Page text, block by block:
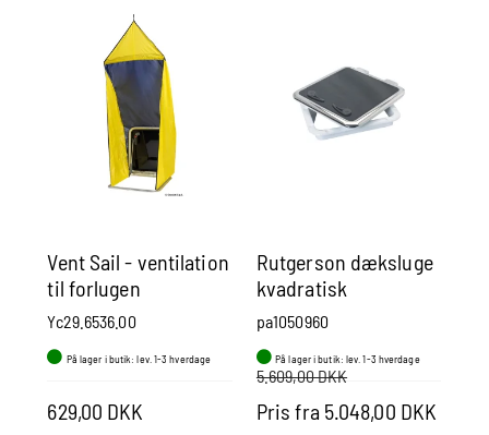
Vent Sail - ventilation
til forlugen
Yc29.6536.00
På lager i butik: lev. 1-3 hverdage
629,00 DKK
Rutgerson dæksluge
kvadratisk
pa1050960
På lager i butik: lev. 1-3 hverdage
5.609,00 DKK
Pris fra 5.048,00 DKK